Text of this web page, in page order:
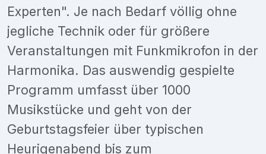
Experten". Je nach Bedarf völlig ohne
jegliche Technik oder für größere
Veranstaltungen mit Funkmikrofon in der
Harmonika. Das auswendig gespielte
Programm umfasst über 1000
Musikstücke und geht von der
Geburtstagsfeier über typischen
Heurigenabend bis zum